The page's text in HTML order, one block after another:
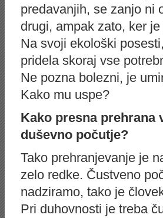
predavanjih, se zanjo ni
drugi, ampak zato, ker
Na svoji ekološki
pridela skoraj vse
Ne pozna bolezni, je
Kako mu uspe?
Kako presna prehrana
duševno počutje?
Tako prehranjevanje je
zelo redke. Čustveno
nadziramo, tako je
Pri duhovnosti je treba